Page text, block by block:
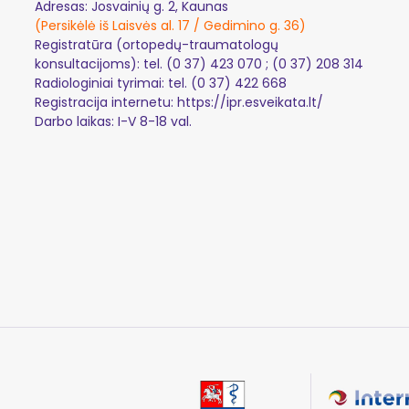
Adresas: Josvainių g. 2, Kaunas
(Persikėlė iš Laisvės al. 17 / Gedimino g. 36)
Registratūra (ortopedų-traumatologų
konsultacijoms): tel. (0 37) 423 070 ; (0 37) 208 314
Radiologiniai tyrimai: tel. (0 37) 422 668
Registracija internetu: https://ipr.esveikata.lt/
Darbo laikas: I-V 8-18 val.